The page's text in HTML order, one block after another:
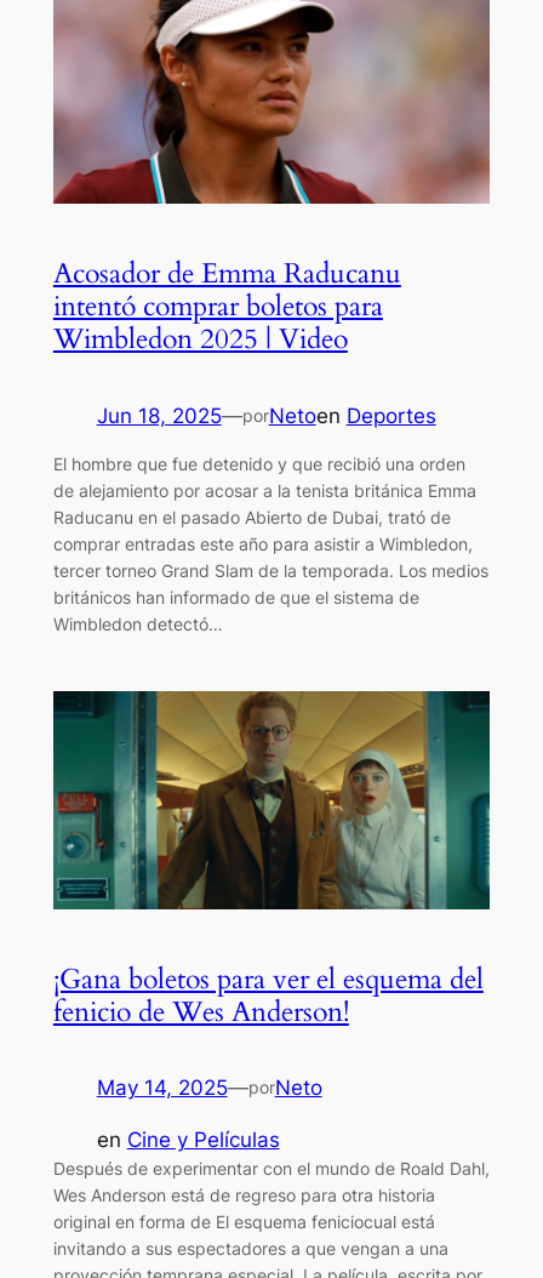
Acosador de Emma Raducanu
intentó comprar boletos para
Wimbledon 2025 | Video
Jun 18, 2025—porNetoen Deportes
El hombre que fue detenido y que recibió una orden
de alejamiento por acosar a la tenista británica Emma
Raducanu en el pasado Abierto de Dubai, trató de
comprar entradas este año para asistir a Wimbledon,
tercer torneo Grand Slam de la temporada. Los medios
británicos han informado de que el sistema de
Wimbledon detectó…
¡Gana boletos para ver el esquema del
fenicio de Wes Anderson!
May 14, 2025—porNeto
en Cine y Películas
Después de experimentar con el mundo de Roald Dahl,
Wes Anderson está de regreso para otra historia
original en forma de El esquema feniciocual está
invitando a sus espectadores a que vengan a una